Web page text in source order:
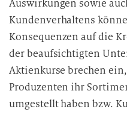
Auswirkungen sowie
Kundenverhaltens
Konsequenzen auf die
der beaufsichtigten
Aktienkurse brechen
Produzenten ihr
umgestellt haben bzw.